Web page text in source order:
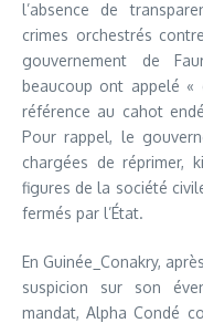
l’absence de
crimes orchestrés
gouvernement de
beaucoup ont appelé «
référence au cahot
Pour rappel, le
chargées de réprimer,
figures de la société
fermés par l’État.
En Guinée_Conakry,
suspicion sur son
mandat, Alpha Condé